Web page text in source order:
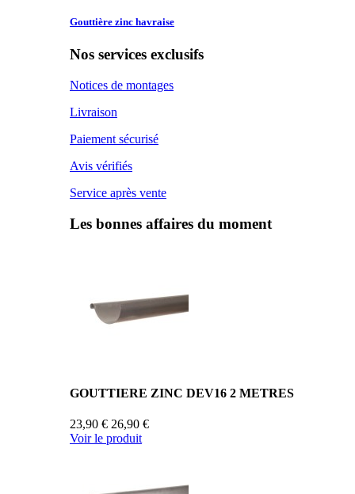
Gouttière zinc havraise
Nos services exclusifs
Notices de montages
Livraison
Paiement sécurisé
Avis vérifiés
Service après vente
Les bonnes affaires du moment
GOUTTIERE ZINC DEV16 2 METRES
23,90 € 26,90 €
Voir le produit